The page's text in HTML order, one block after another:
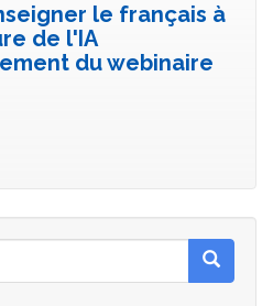
le français à
de l'IA
du webinaire